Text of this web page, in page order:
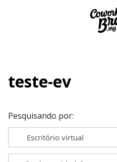
teste-ev
Pesquisando por: